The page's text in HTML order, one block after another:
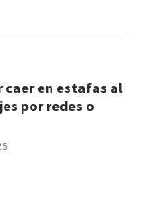
caer en estafas al
por redes o